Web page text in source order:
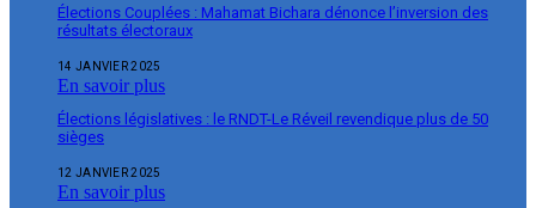
Élections Couplées : Mahamat Bichara dénonce l’inversion des
résultats électoraux
14 JANVIER 2025
En savoir plus
Élections législatives : le RNDT-Le Réveil revendique plus de 50
sièges
12 JANVIER 2025
En savoir plus